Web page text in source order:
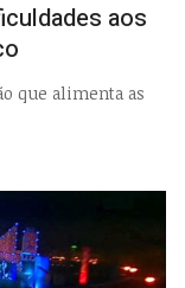
aos
que alimenta as